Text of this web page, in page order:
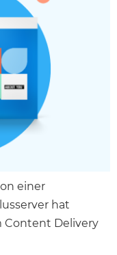
einer
hat
Content Delivery